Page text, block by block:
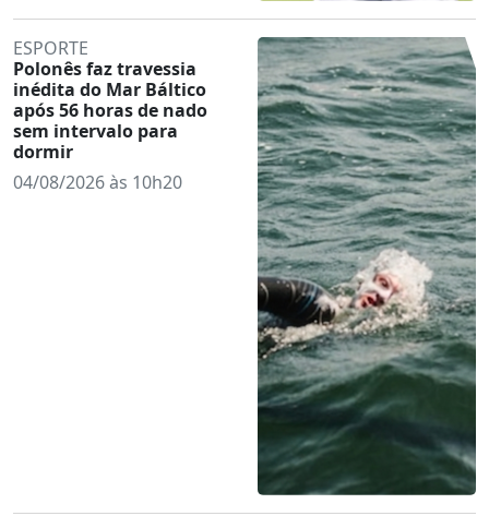
ESPORTE
Polonês faz travessia
inédita do Mar Báltico
após 56 horas de nado
sem intervalo para
dormir
04/08/2026 às 10h20